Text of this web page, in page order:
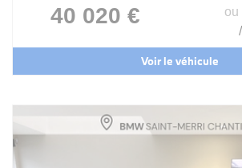
40 020 € ou
Voir le véhicule